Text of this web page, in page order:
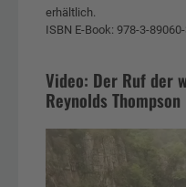
erhältlich.
ISBN E-Book: 978-3-
Video: Der Ruf der
Reynolds Thompson